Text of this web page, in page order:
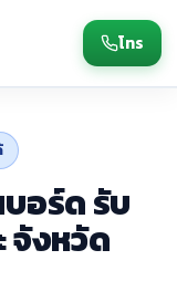
โทร
อร์ด รับ
จังหวัด